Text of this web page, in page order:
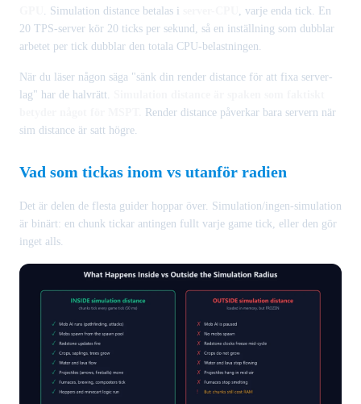
. Simulation distance betalas i
, varje enda tick. En
20 TPS-server kör 20 ticks per sekund, så en inställning som dubblar
arbetet per tick dubblar den totala CPU-belastningen.
När du läser någon säga "sänk din render distance för att fixa server-
lag" har de halvrätt.
Render distance påverkar bara servern när
sim distance är satt högre.
Vad som tickas inom vs utanför radien
Det är delen de flesta guider hoppar över. Simulation/ingen-simulation
är binärt: en chunk tickar antingen fullt varje game tick, eller den gör
inget alls.